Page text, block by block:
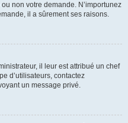
non votre demande. N’importunez
il a sûrement ses raisons.
il leur est attribué un chef
d’utilisateurs, contactez
un message privé.